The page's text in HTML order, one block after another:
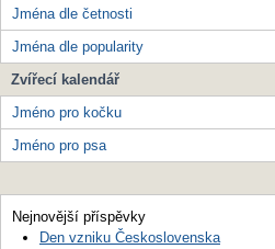
Jména dle četnosti
Jména dle popularity
Zvířecí kalendář
Jméno pro kočku
Jméno pro psa
Nejnovější příspěvky
Den vzniku Československa